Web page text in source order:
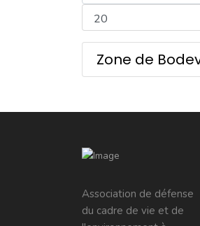
Zone de
Association de défense
du cadre de vie et de